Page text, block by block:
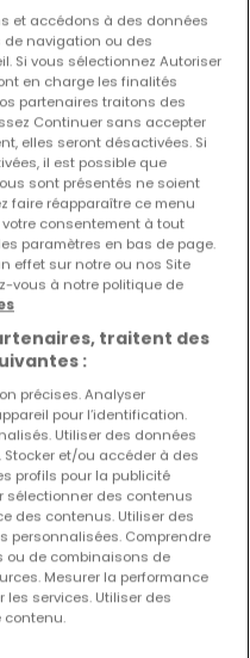
àOttange(FR)
2
et accédons à des données
de navigation ou des
Si vous sélectionnez Autoriser
en charge les finalités
partenaires traitons des
Continuer sans accepter
elles seront désactivées. Si
il est possible que
sont présentés ne soient
faire réapparaître ce menu
consentement à tout
paramètres en bas de page.
effet sur notre ou nos Site
vous à notre politique de
traitent des
:
précises. Analyser
pour l’identification.
Utiliser des données
et/ou accéder à des
profils pour la publicité
sélectionner des contenus
des contenus. Utiliser des
personnalisées. Comprendre
ou de combinaisons de
Mesurer la performance
les services. Utiliser des
contenu.